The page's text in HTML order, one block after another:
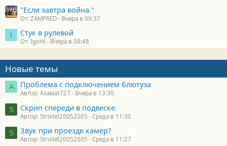
"Если завтра война."
От: ZAMPRED Вчера в 09:37
I Стук в рулевой
От: IgorK Вчера в 08:48
Новые темы
А Проблема с подключением блютуза
Автор: Азамат727 Вчера в 13:30
S Скрип спереди в подвеске.
Автор: Stroitel20052005 Среда в 11:30
S Звук при проезде камер?
Автор: Stroitel20052005 Среда в 11:27